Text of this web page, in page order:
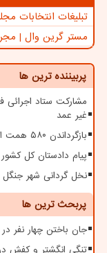
تبلیغات انتخابات
مستر گرین وال |
پربیننده ترین ها
غیر عمد
بازگرداندن ۵۸۰ همت از اموال غارت شده به بیت المال
پیام دادستان کل
نخل گردانی شهر جنگل
پربحث ترین ها
جان باختن چهار نفر
تنگی انگشتر و کفش